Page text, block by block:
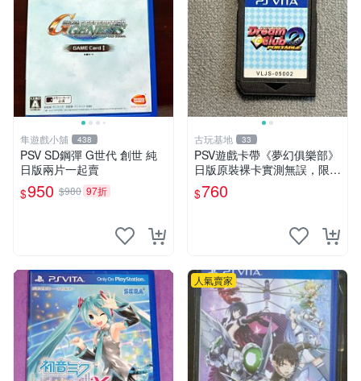
隼遊戲小舖 438
PSV SD鋼彈 G世代 創世 純
日版兩片一起賣
$950 $980 97折
古玩基地 33
PSV遊戲卡帶《夢幻俱樂部》
日版原裝裸卡實測無誤，限S
ONY PSV機支援 psv psv游戲
psv夢幻俱樂部
$760
人氣賣家